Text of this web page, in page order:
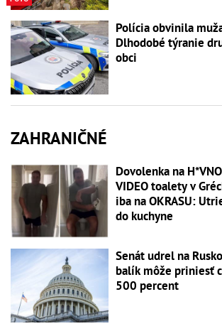
Polícia obvinila
Dlhodobé týranie
obci
ZAHRANIČNÉ
Dovolenka na
VIDEO toalety v
iba na OKRASU:
do kuchyne
Senát udrel na
balík môže priniesť
500 percent